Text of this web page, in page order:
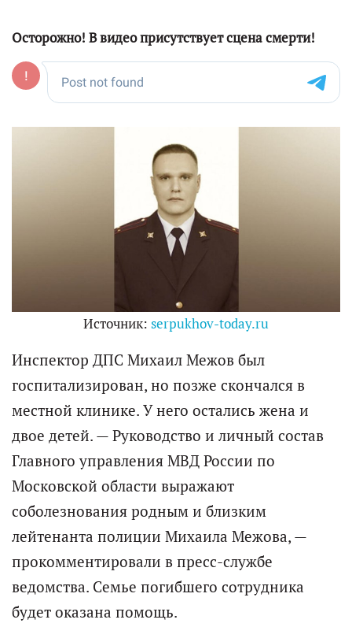
Осторожно! В видео присутствует сцена смерти!
Источник: serpukhov-today.ru
Инспектор ДПС Михаил Межов был
госпитализирован, но позже скончался в
местной клинике. У него остались жена и
двое детей. — Руководство и личный состав
Главного управления МВД России по
Московской области выражают
соболезнования родным и близким
лейтенанта полиции Михаила Межова, —
прокомментировали в пресс-службе
ведомства. Семье погибшего сотрудника
будет оказана помощь.